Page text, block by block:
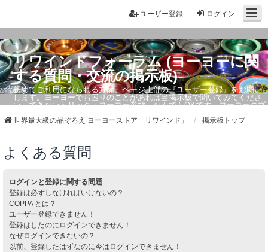
ログイン
ユーザー登録
リワインドフォーラム (ヨーヨーに関
する質問・交流の掲示板)
初めてご利用になられる方は、ページ上部の『ユーザー登録』をお願い
します。ヨーヨーでお困りのことがあれば当掲示板で聞いてみてくださ
い。できないトリック・ヨーヨー選び、なんでもOKです。ヨーヨーのプ
世界最大級の品ぞろえ ヨーヨーストア「リワインド」 掲示板トップ
よくある質問
ログインと登録に関する問題
登録は必ずしなければいけないの？
COPPA とは？
ユーザー登録できません！
登録はしたのにログインできません！
なぜログインできないの？
以前、登録したはずなのに今はログインできません！